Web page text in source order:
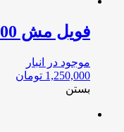
فویل مش 500 گرمی تیام مدل 5577
موجود در انبار
1,250,000 تومان
بستن